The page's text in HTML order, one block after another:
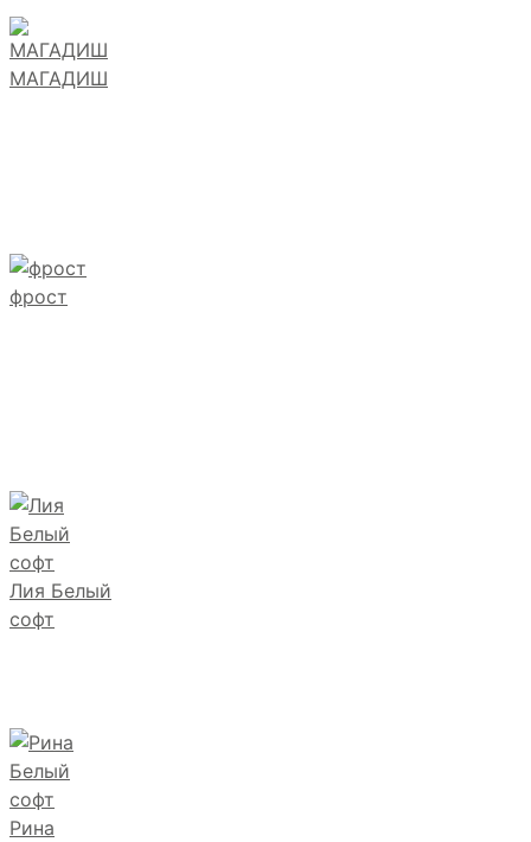
МАГАДИШ
фрост
Лия Белый
софт
Рина